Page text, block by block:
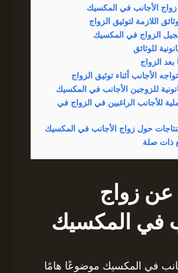
الأجانب في المكسيك
اللازمة لتوثيق الزواج
الزواج في المكسيك
للوثائق
الزواج
الأجانب أثناء توثيق الزواج
للزوجين الأجانب في المكسيك
للأجانب الراغبين في الزواج في
حول زواج الأجانب في المكسيك
ذات صلة
عن زواج
في المكسيك
في المكسيك موضوعًا هامًا